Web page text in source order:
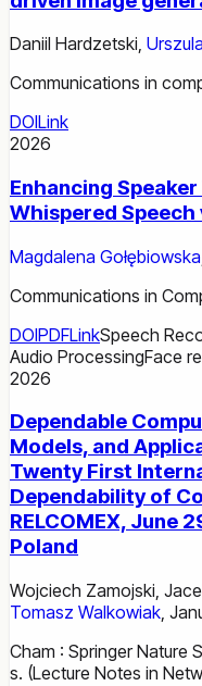
Daniil Hardzetski,
Communications in
DOILink
2026
Enhancing
Whispered
Magdalena Gołębiowska
Communications in
DOIPDFLinkSpeech
Audio ProcessingFace
2026
Dependable
Models, and
Twenty First
Dependability of
RELCOMEX, June
Poland
Wojciech Zamojski,
Tomasz Walkowiak,
Cham : Springer Nature
s. (Lecture Notes in